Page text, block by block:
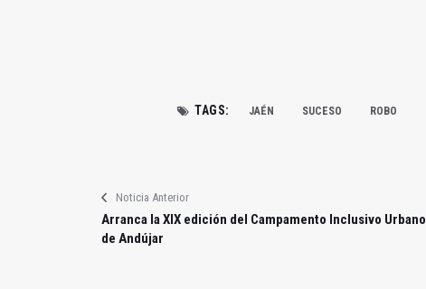
TAGS: JAÉN SUCESO ROBO
Noticia Anterior
Arranca la XIX edición del Campamento Inclusivo Urbano
de Andújar